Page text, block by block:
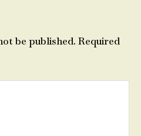
be published. Required